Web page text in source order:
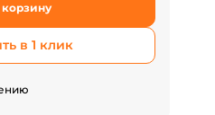
корзину
в 1 клик